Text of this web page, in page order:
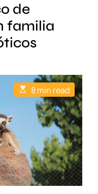
de
familia
E
s
t
e
d
r
e
a
d
8 min read